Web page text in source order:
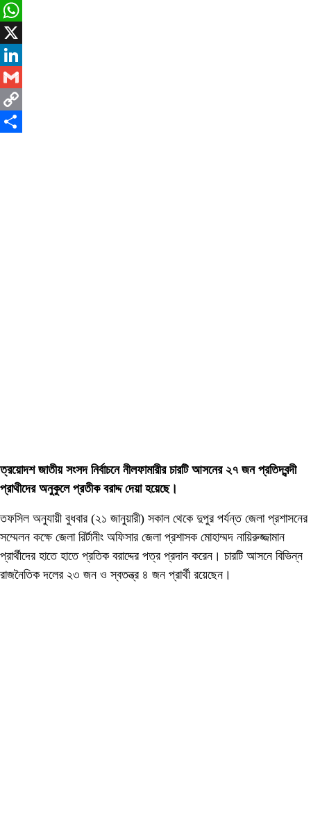
Messenger
WhatsApp
X
LinkedIn
Gmail
Copy
ত্রয়োদশ জাতীয় সংসদ নির্বাচনে নীলফামারীর চারটি আসনের ২৭ জন প্রতিদ্বন্দী
প্রাথীদের অনুকুলে প্রতীক বরাদ্দ দেয়া হয়েছে।
তফসিল অনুযায়ী বুধবার (২১ জানুয়ারী) সকাল থেকে দুপুর পর্যন্ত জেলা প্রশাসনের
সম্মেলন কক্ষে জেলা রির্টানীং অফিসার জেলা প্রশাসক মোহাম্মদ নায়িরুজ্জামান
প্রার্থীদের হাতে হাতে প্রতিক বরাদ্দের পত্র প্রদান করেন। চারটি আসনে বিভিন্ন
রাজনৈতিক দলের ২৩ জন ও স্বতন্ত্র ৪ জন প্রার্থী রয়েছেন।